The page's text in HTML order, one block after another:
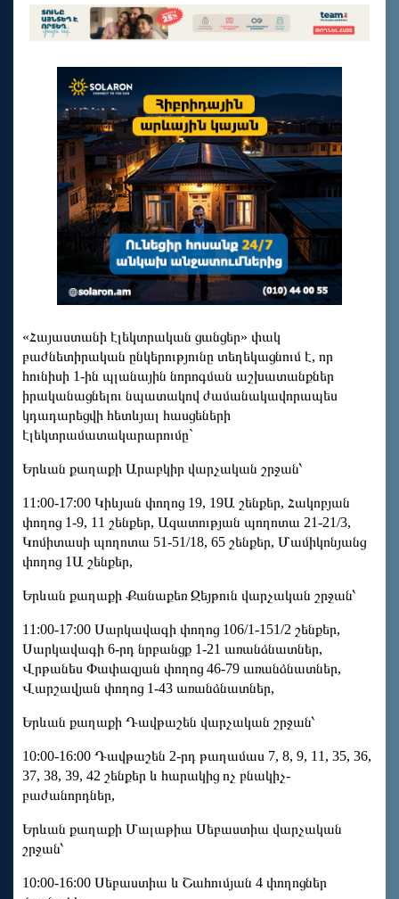
«Հայաստանի էլեկտրական ցանցեր» փակ
բաժնետիրական ընկերությունը տեղեկացնում է, որ
հունիսի 1-ին պլանային նորոգման աշխատանքներ
իրականացնելու նպատակով ժամանակավորապես
կդադարեցվի հետևյալ հասցեների
էլեկտրամատակարարումը`
Երևան քաղաքի Արաբկիր վարչական շրջան՝
11:00-17:00 Կիևյան փողոց 19, 19Ա շենքեր, Հակոբյան
փողոց 1-9, 11 շենքեր, Ազատության պողոտա 21-21/3,
Կոմիտասի պողոտա 51-51/18, 65 շենքեր, Մամիկոնյանց
փողոց 1Ա շենքեր,
Երևան քաղաքի Քանաքեռ Զեյթուն վարչական շրջան՝
11:00-17:00 Սարկավագի փողոց 106/1-151/2 շենքեր,
Սարկավագի 6-րդ նրբանցք 1-21 առանձնատներ,
Վրթանես Փափազյան փողոց 46-79 առանձնատներ,
Վարշավյան փողոց 1-43 առանձնատներ,
Երևան քաղաքի Դավթաշեն վարչական շրջան՝
10:00-16:00 Դավթաշեն 2-րդ թաղամաս 7, 8, 9, 11, 35, 36,
37, 38, 39, 42 շենքեր և հարակից ոչ բնակիչ-
բաժանորդներ,
Երևան քաղաքի Մալաթիա Սեբաստիա վարչական
շրջան՝
10:00-16:00 Սեբաստիա և Շահումյան 4 փողոցներ